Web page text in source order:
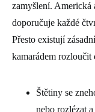
zamyšlení.
doporučuje každé
Přesto existují
kamarádem rozloučit
Štětiny se
nebo rozlézat